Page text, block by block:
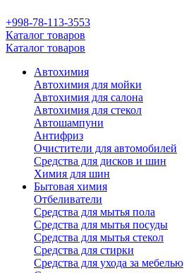
+998-78-113-3553
Каталог товаров
Каталог товаров
Автохимия
Автохимия для мойки
Автохимия для салона
Автохимия для стекол
Автошампуни
Антифриз
Очистители для автомобилей
Средства для дисков и шин
Химия для шин
Бытовая химия
Отбеливатели
Средства для мытья пола
Средства для мытья посуды
Средства для мытья стекол
Средства для стирки
Средства для ухода за мебелью